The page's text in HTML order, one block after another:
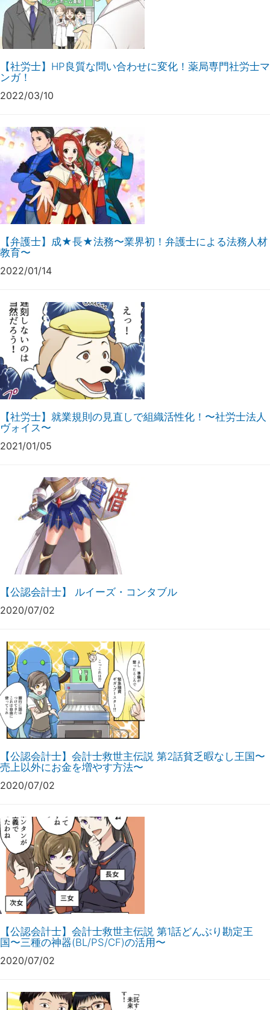
【社労士】HP良質な問い合わせに変化！薬局専門社労士マ
ンガ！
2022/03/10
【弁護士】成★長★法務〜業界初！弁護士による法務人材
教育〜
2022/01/14
【社労士】就業規則の見直しで組織活性化！〜社労士法人
ヴォイス〜
2021/01/05
【公認会計士】 ルイーズ・コンタブル
2020/07/02
【公認会計士】会計士救世主伝説 第2話貧乏暇なし王国〜
売上以外にお金を増やす方法〜
2020/07/02
【公認会計士】会計士救世主伝説 第1話どんぶり勘定王
国〜三種の神器(BL/PS/CF)の活用〜
2020/07/02